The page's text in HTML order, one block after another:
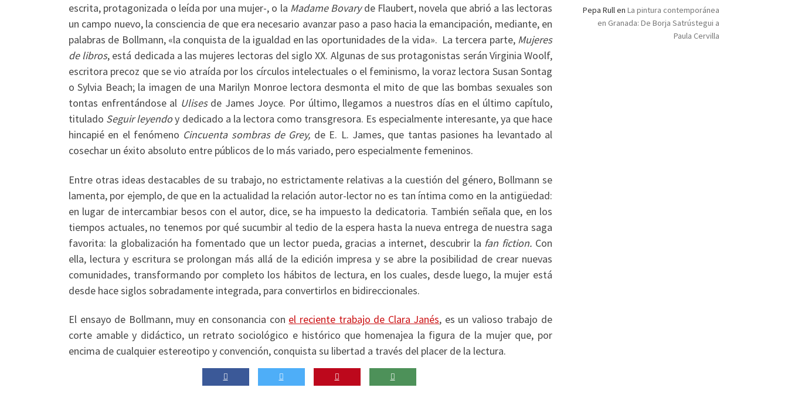
escrita, protagonizada o leída por una mujer-, o la Madame Bovaryde Flaubert, novela que abrió a las lectoras
un campo nuevo, la consciencia de que era necesario avanzar paso a paso hacia la emancipación, mediante, en
palabras de Bollmann, «la conquista de la igualdad en las oportunidades de la vida». La tercera parte, Mujeres
de libros, está dedicada a las mujeres lectoras del siglo XX. Algunas de sus protagonistas serán Virginia Woolf,
escritora precoz que se vio atraída por los círculos intelectuales o el feminismo, la voraz lectora Susan Sontag
o Sylvia Beach; la imagen de una Marilyn Monroe lectora desmonta el mito de que las bombas sexuales son
tontas enfrentándose al Ulisesde James Joyce. Por último, llegamos a nuestros días en el último capítulo,
titulado Seguir leyendoy dedicado a la lectora como transgresora. Es especialmente interesante, ya que hace
hincapié en el fenómeno Cincuenta sombras de Grey, de E. L. James, que tantas pasiones ha levantado al
cosechar un éxito absoluto entre públicos de lo más variado, pero especialmente femeninos.
Entre otras ideas destacables de su trabajo, no estrictamente relativas a la cuestión del género, Bollmann se
lamenta, por ejemplo, de que en la actualidad la relación autor-lector no es tan íntima como en la antigüedad:
en lugar de intercambiar besos con el autor, dice, se ha impuesto la dedicatoria. También señala que, en los
tiempos actuales, no tenemos por qué sucumbir al tedio de la espera hasta la nueva entrega de nuestra saga
favorita: la globalización ha fomentado que un lector pueda, gracias a internet, descubrir la fan fiction. Con
ella, lectura y escritura se prolongan más allá de la edición impresa y se abre la posibilidad de crear nuevas
comunidades, transformando por completo los hábitos de lectura, en los cuales, desde luego, la mujer está
desde hace siglos sobradamente integrada, para convertirlos en bidireccionales.
El ensayo de Bollmann, muy en consonancia con el reciente trabajo de Clara Janés, es un valioso trabajo de
corte amable y didáctico, un retrato sociológico e histórico que homenajea la figura de la mujer que, por
encima de cualquier estereotipo y convención, conquista su libertad a través del placer de la lectura.
Pepa Rullen La pintura contemporánea
en Granada: De Borja Satrústegui a
Paula Cervilla